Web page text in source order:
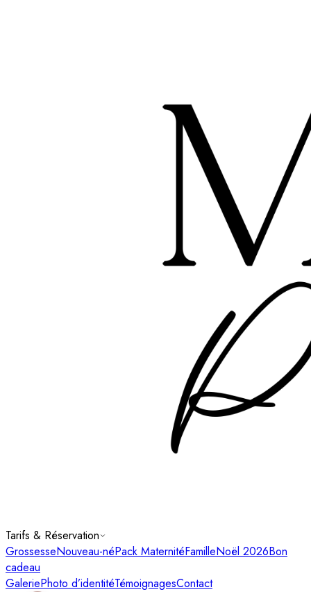
Tarifs & Réservation
GrossesseNouveau-néPack MaternitéFamilleNoël 2026Bon
cadeau
GaleriePhoto d’identitéTémoignagesContact